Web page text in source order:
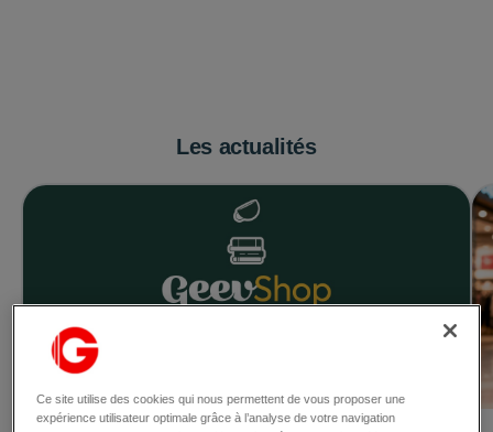
Les actualités
Ce site utilise des cookies qui nous permettent de vous proposer une
expérience utilisateur optimale grâce à l’analyse de votre navigation